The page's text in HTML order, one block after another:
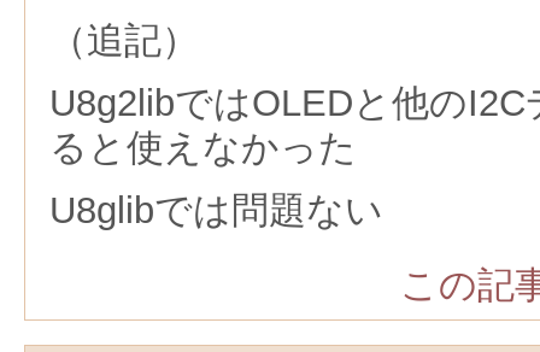
（追記）
U8g2libではOLEDと他の
ると使えなかった
U8glibでは問題ない
この記